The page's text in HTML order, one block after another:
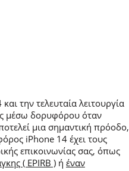
την τελευταία λειτουργία
μέσω δορυφόρου όταν
μια σημαντική πρόοδο,
iPhone 14 έχει τους
επικοινωνίας σας, όπως
( EPIRB ) ή έναν